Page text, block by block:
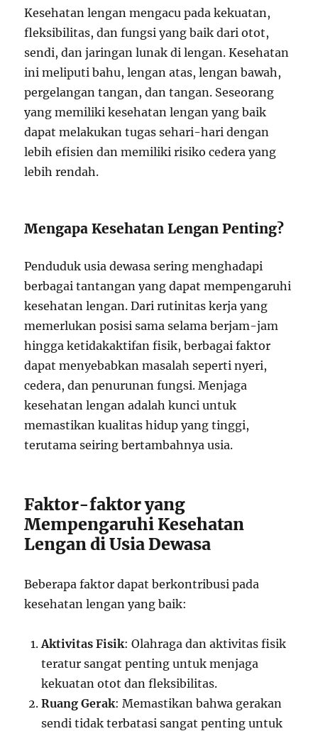
Kesehatan lengan mengacu pada kekuatan,
fleksibilitas, dan fungsi yang baik dari otot,
sendi, dan jaringan lunak di lengan. Kesehatan
ini meliputi bahu, lengan atas, lengan bawah,
pergelangan tangan, dan tangan. Seseorang
yang memiliki kesehatan lengan yang baik
dapat melakukan tugas sehari-hari dengan
lebih efisien dan memiliki risiko cedera yang
lebih rendah.
Mengapa Kesehatan Lengan Penting?
Penduduk usia dewasa sering menghadapi
berbagai tantangan yang dapat mempengaruhi
kesehatan lengan. Dari rutinitas kerja yang
memerlukan posisi sama selama berjam-jam
hingga ketidakaktifan fisik, berbagai faktor
dapat menyebabkan masalah seperti nyeri,
cedera, dan penurunan fungsi. Menjaga
kesehatan lengan adalah kunci untuk
memastikan kualitas hidup yang tinggi,
terutama seiring bertambahnya usia.
Faktor-faktor yang
Mempengaruhi Kesehatan
Lengan di Usia Dewasa
Beberapa faktor dapat berkontribusi pada
kesehatan lengan yang baik:
Aktivitas Fisik: Olahraga dan aktivitas fisik
teratur sangat penting untuk menjaga
kekuatan otot dan fleksibilitas.
Ruang Gerak: Memastikan bahwa gerakan
sendi tidak terbatasi sangat penting untuk